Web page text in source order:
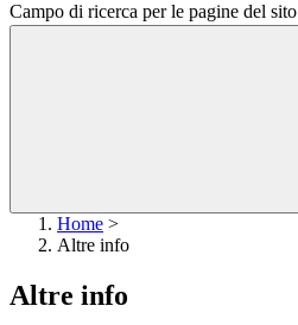
Campo di ricerca per le pagine del sito
Home >
Altre info
Altre info